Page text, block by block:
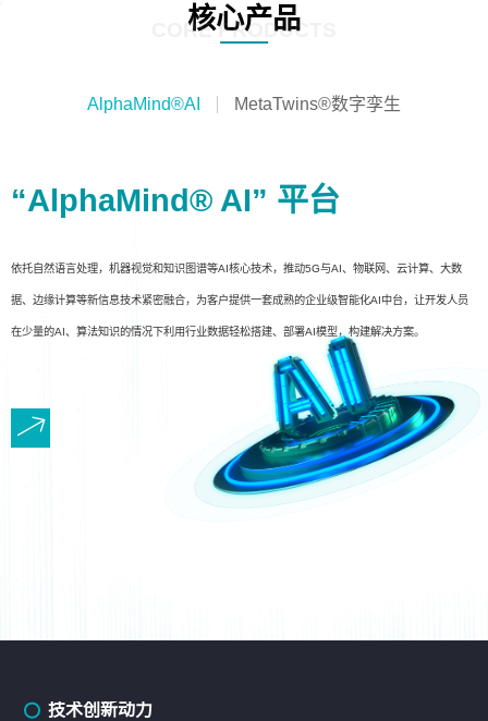
核心产品
CORE PRODUCTS
AlphaMind®AI MetaTwins®数字孪生
“AlphaMind® AI” 平台
依托自然语言处理，机器视觉和知识图谱等AI核心技术，推动5G与AI、物联网、云计算、大数
据、边缘计算等新信息技术紧密融合，为客户提供一套成熟的企业级智能化AI中台，让开发人员
在少量的AI、算法知识的情况下利用行业数据轻松搭建、部署AI模型，构建解决方案。
技术创新动力